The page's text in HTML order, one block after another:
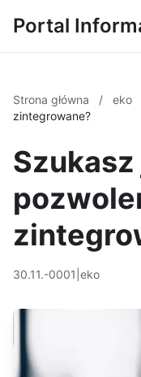
Portal
Strona główna / eko
zintegrowane?
30.11.-0001 eko